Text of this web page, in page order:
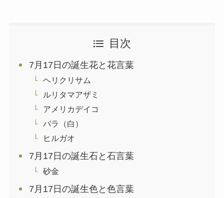
目次
7月17日の誕生花と花言葉
ヘリクリサム
ルリタマアザミ
アメリカデイコ
バラ（白）
ヒルガオ
7月17日の誕生石と石言葉
砂金
7月17日の誕生色と色言葉